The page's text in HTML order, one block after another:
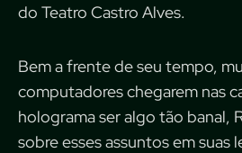
do Teatro Castro Alves.
Bem a frente de seu tempo,
computadores chegarem nas
holograma ser algo tão banal,
sobre esses assuntos em suas